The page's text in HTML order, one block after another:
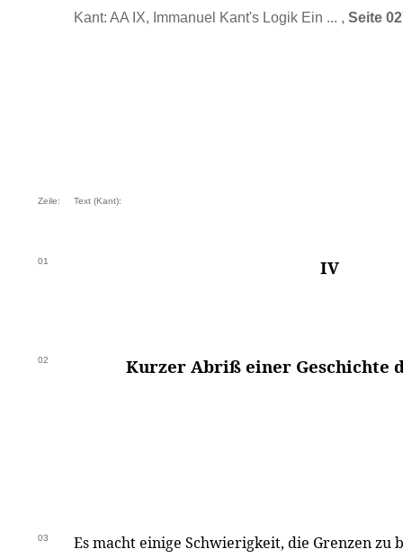
Kant: AA IX, Immanuel Kant's Logik Ein ... , Seite
Zeile: Text (Kant):
01 IV
02 Kurzer Abriß einer Geschichte
03 Es macht einige Schwierigkeit, die Grenzen zu